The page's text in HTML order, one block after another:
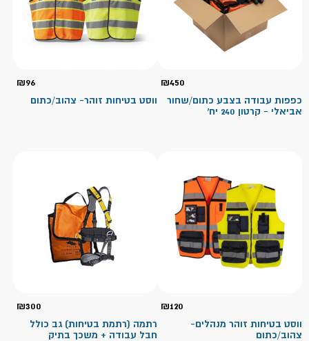
₪450
כפפות עבודה בצבע כתום/שחור
אביאלי - קרטון 240 יח'
₪96
ווסט בטיחות זוהר- צהוב/כתום
₪120
ווסט בטיחות זוהר מנהלים-
צהוב/כתום
₪300
רתמה (רתמת בטיחות) גב כולל
חבל עבודה + משכך בתיק